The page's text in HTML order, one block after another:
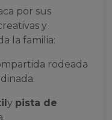
por sus
y
la familia:
rodeada
y pista de